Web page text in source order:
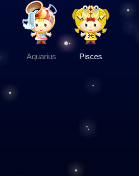
Aquarius Pisces